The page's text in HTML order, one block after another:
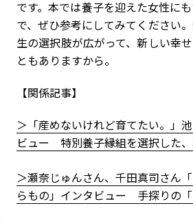
です。本では養子を迎えた女性に
で、ぜひ参考にしてみてください
生の選択肢が広がって、新しい幸
ともありますから。
【関係記事】
＞「産めないけれど育てたい。」
ビュー 特別養子縁組を選択した
＞瀬奈じゅんさん、千田真司さん
らもの」インタビュー 手探りの「